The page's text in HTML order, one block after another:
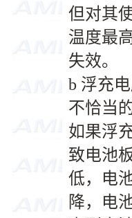
但对其
温度最
失效。
b 浮充
不恰当
如果浮
致电池
低，电
降，电